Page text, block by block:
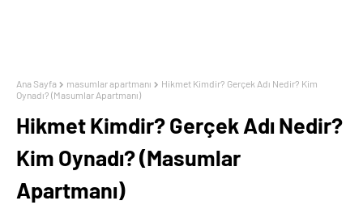
Ana Sayfa masumlar apartmanı
Hikmet Kimdir? Gerçek Adı Nedir? Kim
Oynadı? (Masumlar Apartmanı)
Hikmet Kimdir? Gerçek Adı Nedir?
Kim Oynadı? (Masumlar
Apartmanı)